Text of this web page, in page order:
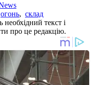
огонь, склад
текст і
про це редакцію.